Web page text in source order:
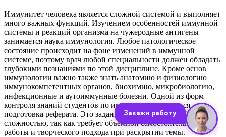
Иммунитет человека является сложной системой и выполняет
много важных функций. Изучением особенностей иммунной
системы и реакций организма на чужеродные антигены
занимается наука иммунология. Любое патологическое
состояние происходит на фоне изменений в иммунной
системе, поэтому врач любой специальности должен обладать
глубокими познаниями по этой дисциплине. Кроме основ
иммунологии важно также знать анатомию и физиологию
иммунокомпетентных органов, биохимию, микробиологию,
инфекционные и аутоиммунные болезни. Одной из форм
контроля знаний студентов по иммунологии является
подготовка реферата. Это задание отличается особой
сложностью, так как требует объемной самостоятельной
работы и творческого подхода при раскрытии темы.